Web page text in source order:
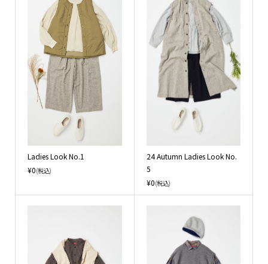
Ladies Look No.1
¥0(税込)
24 Autumn Ladies Look No.
5
¥0(税込)